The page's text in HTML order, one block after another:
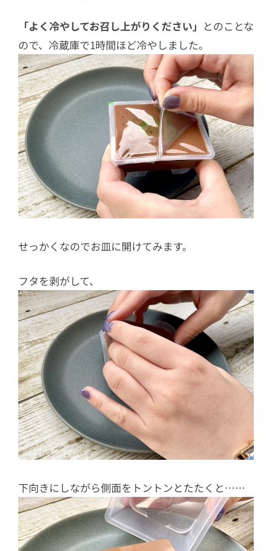
「よく冷やしてお召し上がりください」 とのことな
ので、冷蔵庫で1時間ほど冷やしました。
せっかくなのでお皿に開けてみます。
フタを剥がして、
下向きにしながら側面をトントンとたたくと……